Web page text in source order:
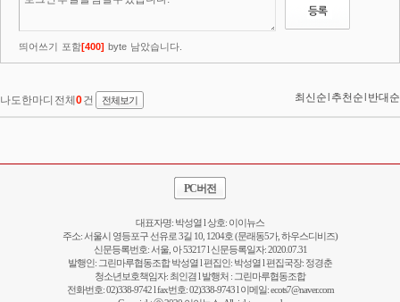
PC버전
대표자명: 박성열 l 상호: 이이뉴스
주소: 서울시 영등포구 선유로 3길 10, 1204호 (문래동5가, 하우스디비즈)
신문등록번호: 서울, 아 53217 l 신문등록일자: 2020.07.31
발행인: 그린마루협동조합 박성열 l 편집인: 박성열 l 편집국장: 정경춘
청소년보호책임자: 최인겸 l 발행처 : 그린마루협동조합
전화번호: 02)338-9742 l fax번호: 02)338-9743 l 이메일:ecots7@naver.com